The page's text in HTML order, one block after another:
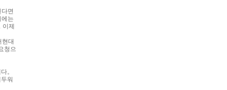
면
는
이제
현대
청으
。
워